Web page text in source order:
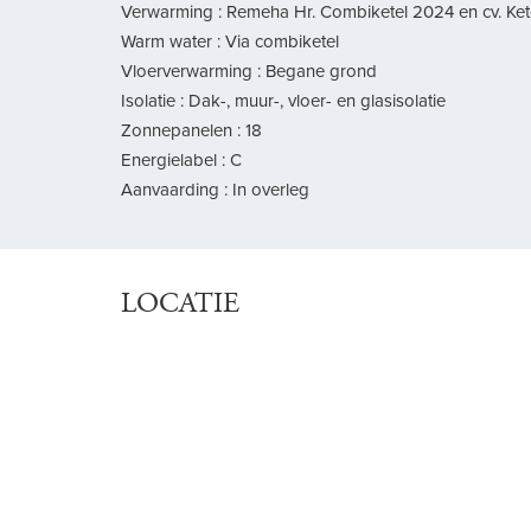
Verwarming : Remeha Hr. Combiketel 2024 en cv.
Warm water : Via combiketel
Vloerverwarming : Begane grond
Isolatie : Dak-, muur-, vloer- en glasisolatie
Zonnepanelen : 18
Energielabel : C
Aanvaarding : In overleg
LOCATIE